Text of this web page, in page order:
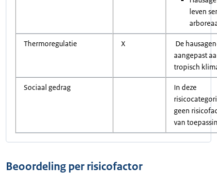
leven
Thermoregulatie X
De
aangepast
tropisch
Sociaal gedrag
In deze
geen
van
Beoordeling per risicofactor